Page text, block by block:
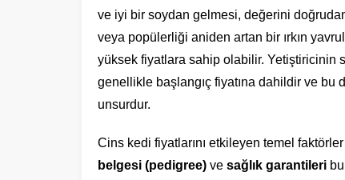
ve iyi bir soydan gelmesi, değerini
veya popülerliği aniden artan bir ırkın
yüksek fiyatlara sahip olabilir. Yetiştiricinin
genellikle başlangıç fiyatına dahildir ve bu
unsurdur.
Cins kedi fiyatlarını etkileyen temel faktörler
belgesi (pedigree) ve sağlık garantileri